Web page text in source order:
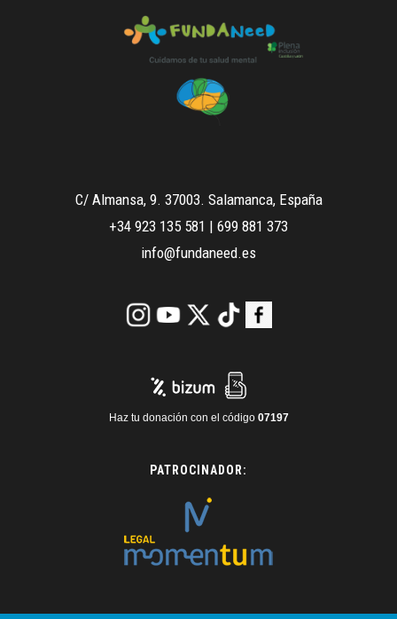
C/ Almansa, 9. 37003. Salamanca, España
+34 923 135 581 | 699 881 373
info@fundaneed.es
Haz tu donación con el código 07197
PATROCINADOR: